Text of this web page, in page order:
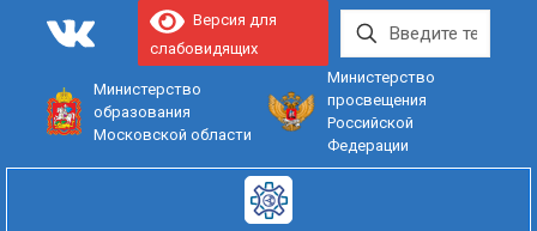
Министерство
образования
Московской области
Министерство
просвещения
Российской
Федерации
Версия для
слабовидящих